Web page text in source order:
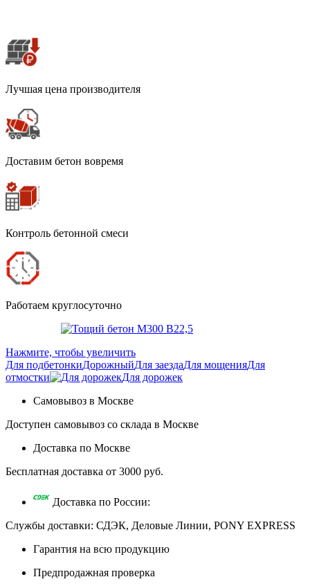
Лучшая цена производителя
Доставим бетон вовремя
Контроль бетонной смеси
Работаем круглосуточно
Нажмите, чтобы увеличить
Для подбетонкиДорожныйДля заездаДля мощенияДля
отмостки
Для дорожек
Самовывоз в Москве
Доступен самовывоз со склада в Москве
Доставка по Москве
Бесплатная доставка от 3000 руб.
Доставка по России:
Службы доставки: СДЭК, Деловые Линии, PONY EXPRESS
Гарантия на всю продукцию
Предпродажная проверка